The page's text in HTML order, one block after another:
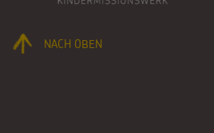
NACH OBEN